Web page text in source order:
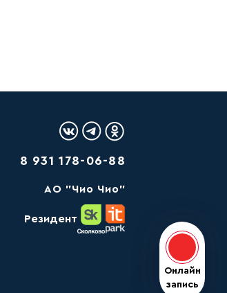
Логотип Вконтакте
Логотип Telegram
Логотип
8 931 178-06-88
AО "Чио Чио"
Резидент
Онлайн
Онлайн
запись